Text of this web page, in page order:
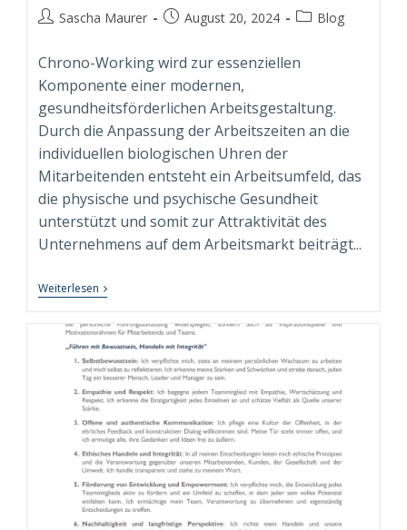
Beitrags-
Sascha Maurer
BeitragAugust 20, 2024
Beitrags-
Blog
Chrono-Working wird zur essenziellen
Komponente einer modernen,
gesundheitsförderlichen Arbeitsgestaltung.
Durch die Anpassung der Arbeitszeiten an die
individuellen biologischen Uhren der
Mitarbeitenden entsteht ein Arbeitsumfeld, das
die physische und psychische Gesundheit
unterstützt und somit zur Attraktivität des
Unternehmens auf dem Arbeitsmarkt beiträgt...
Weiterlesen Rhythmus
Der
Wie
Chrono-
Working
Die
Arbeitswelt
Revolutioniert